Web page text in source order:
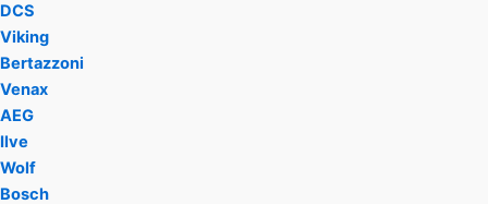
DCS
Viking
Bertazzoni
Venax
AEG
Ilve
Wolf
Bosch